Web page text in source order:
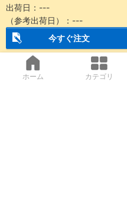
出荷日： ---
（参考出荷日）： ---
今すぐ注文
ホーム カテゴリ